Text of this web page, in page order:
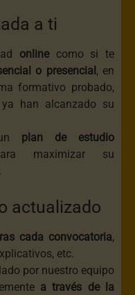
a ti
onlinecomo si te
o presencial , en
formativo probado,
han alcanzado su
plan de estudio
maximizar su
actualizado
cada convocatoria,
etc.
por nuestro equipo
a través de la